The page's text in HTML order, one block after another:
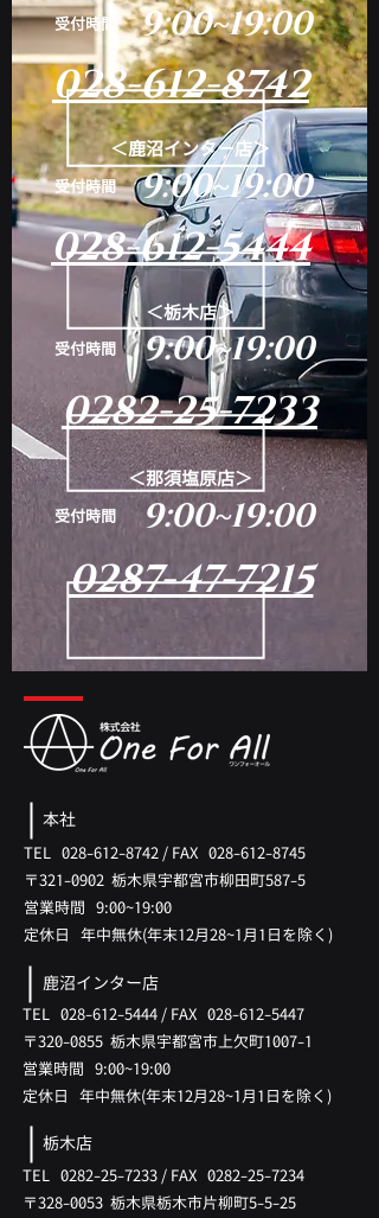
​受付時間 9:00~19:00
028-612-8742
＜鹿沼インター店＞
​受付時間 9:00~19:00
028-612-5444
＜栃木店＞
​受付時間 9:00~19:00
0282-25-7233
＜那須塩原店＞
​受付時間 9:00~19:00
0287-47-7215
TEL 028-612-8742 / FAX 028-612-8745
〒321-0902 ​栃木県宇都宮市柳田町587-5
​営業時間 9:00~19:00
​定休日 年中無休(年末12月28~1月1日を除く)
本社
TEL 028-612-5444 / FAX 028-612-5447
〒320-0855 ​栃木県宇都宮市上欠町1007-1
​営業時間 9:00~19:00
​定休日 年中無休(年末12月28~1月1日を除く)
鹿沼インター店
TEL 0282-25-7233 / FAX 0282-25-7234
〒328-0053 ​栃木県栃木市片柳町5-5-25
栃木店